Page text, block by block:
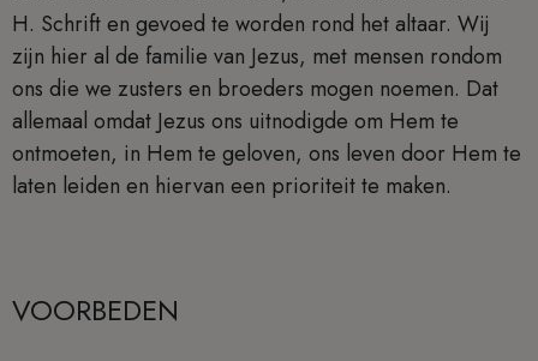
H. Schrift en gevoed te worden rond het altaar. Wij
zijn hier al de familie van Jezus, met mensen rondom
ons die we zusters en broeders mogen noemen. Dat
allemaal omdat Jezus ons uitnodigde om Hem te
ontmoeten, in Hem te geloven, ons leven door Hem te
laten leiden en hiervan een prioriteit te maken.
VOORBEDEN